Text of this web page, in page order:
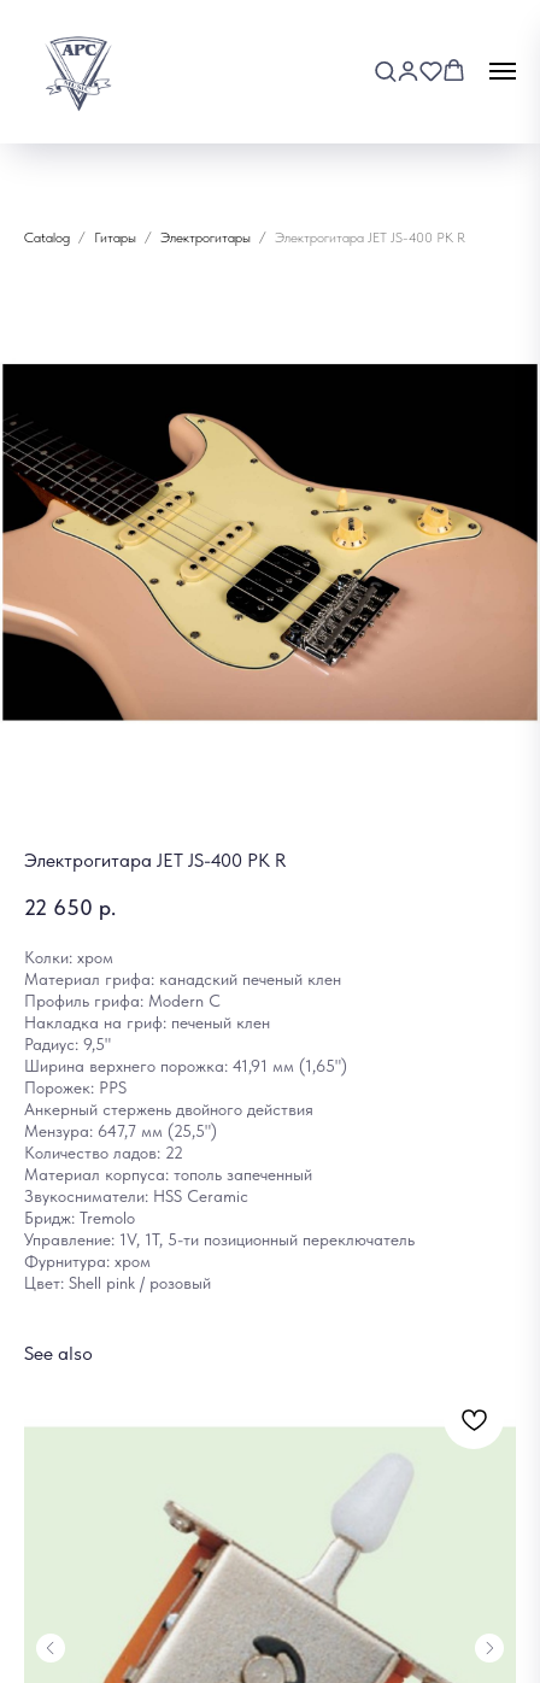
Catalog Гитары Электрогитары Электрогитара JET JS-400 PK R
Электрогитара JET JS-400 PK R
22 650 р.
Колки: хром
Материал грифа: канадский печеный клен
Профиль грифа: Modern C
Накладка на гриф: печеный клен
Радиус: 9,5"
Ширина верхнего порожка: 41,91 мм (1,65")
Порожек: PPS
Анкерный стержень двойного действия
Мензура: 647,7 мм (25,5")
Количество ладов: 22
Материал корпуса: тополь запеченный
Звукосниматели: HSS Ceramic
Бридж: Tremolo
Управление: 1V, 1T, 5-ти позиционный переключатель
Фурнитура: хром
Цвет: Shell pink / розовый
See also